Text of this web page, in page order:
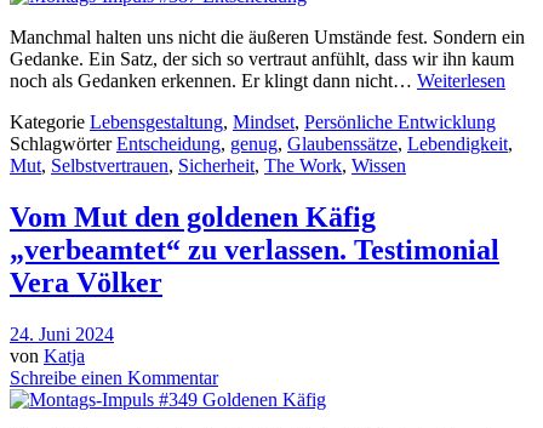
Manchmal halten uns nicht die äußeren Umstände fest. Sondern ein
Gedanke. Ein Satz, der sich so vertraut anfühlt, dass wir ihn kaum
noch als Gedanken erkennen. Er klingt dann nicht… Weiterlesen
Kategorie Lebensgestaltung, Mindset, Persönliche Entwicklung
SchlagwörterEntscheidung, genug, Glaubenssätze, Lebendigkeit,
Mut, Selbstvertrauen, Sicherheit, The Work, Wissen
Vom Mut den goldenen Käfig
„verbeamtet“ zu verlassen. Testimonial
Vera Völker
24. Juni 2024
von Katja
Schreibe einen Kommentar